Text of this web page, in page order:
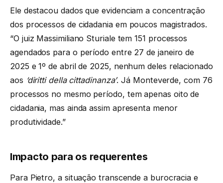
Ele destacou dados que evidenciam a concentração
dos processos de cidadania em poucos magistrados.
“O juiz Massimiliano Sturiale tem 151 processos
agendados para o período entre 27 de janeiro de
2025 e 1º de abril de 2025, nenhum deles relacionado
aos ‘diritti della cittadinanza’. Já Monteverde, com 76
processos no mesmo período, tem apenas oito de
cidadania, mas ainda assim apresenta menor
produtividade.”
Impacto para os requerentes
Para Pietro, a situação transcende a burocracia e